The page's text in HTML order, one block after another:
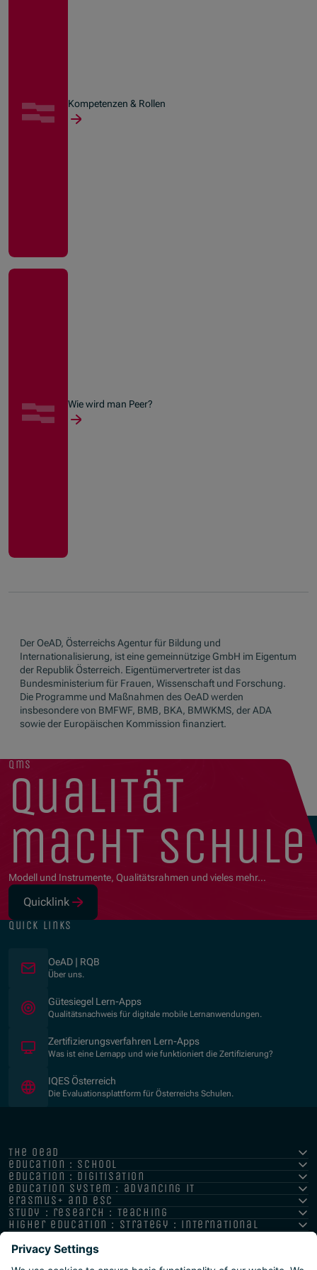
Kompetenzen & Rollen
Wie wird man Peer?
Der OeAD, Österreichs Agentur für Bildung und
Internationalisierung, ist eine gemeinnützige GmbH im Eigentum
der Republik Österreich. Eigentümervertreter ist das
Bundesministerium für Frauen, Wissenschaft und Forschung.
Die Programme und Maßnahmen des OeAD werden
insbesondere von BMFWF, BMB, BKA, BMWKMS, der ADA
sowie der Europäischen Kommission finanziert.
qms
qualität
macht schule
Modell und Instrumente, Qualitätsrahmen und vieles mehr…
Quicklink
(Opens in new window)
quick links
OeAD | RQB
Über uns.
Gütesiegel Lern-Apps(Opens in new window)
Qualitätsnachweis für digitale mobile Lernanwendungen.
Zertifizierungsverfahren Lern-Apps
Was ist eine Lernapp und wie funktioniert die Zertifizierung?
IQES Österreich
Die Evaluationsplattform für Österreichs Schulen.
the oead
education : school
education : digitisation
education system : advancing it
erasmus+ and esc
study : research : teaching
higher education : strategy : international